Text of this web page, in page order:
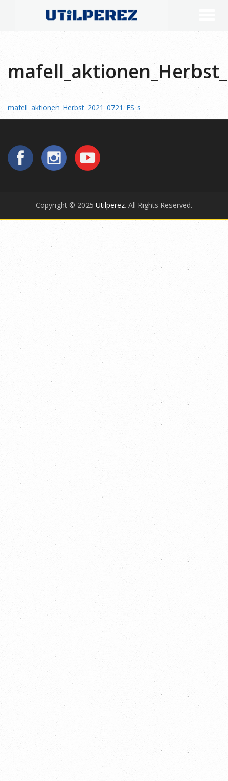
mafell_aktionen_Herbst_2021_0721_ES_s
Copyright © 2025 Utilperez. All Rights Reserved.